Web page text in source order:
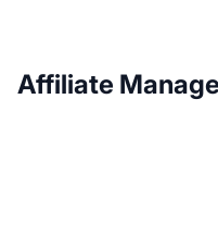
Affiliate